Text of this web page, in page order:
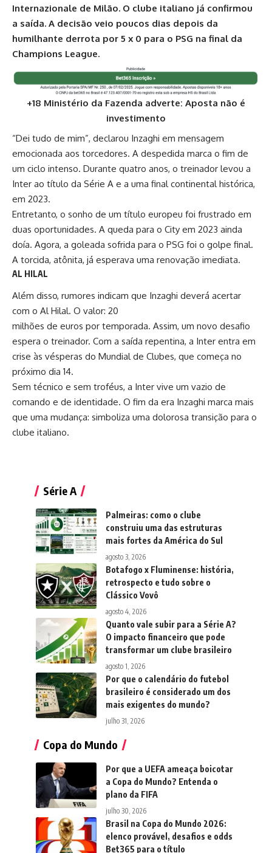
Internazionale de Milão. O clube italiano já confirmou
a saída. A decisão veio poucos dias depois da
humilhante derrota por 5 x 0 para o PSG na final da
Champions League.
+18 Ministério da Fazenda adverte: Aposta não é
investimento
“Dei tudo de mim”, declarou Inzaghi em mensagem
emocionada aos torcedores. A despedida marca o fim de
um ciclo intenso. Durante quatro anos, o treinador levou a
Inter ao título da Série A e a uma final continental histórica,
em 2023.
Entretanto, o sonho de um título europeu foi frustrado em
duas oportunidades. A queda para o City em 2023 ainda
doía. Agora, a goleada sofrida para o PSG foi o golpe final.
A torcida, atônita, já esperava uma renovação imediata.
AL HILAL
Além disso, rumores indicam que Inzaghi deverá acertar
com o Al Hilal. O valor: 20
milhões de euros por temporada. Assim, um novo desafio
espera o treinador. Com a saída repentina, a Inter entra em
crise às vésperas do Mundial de Clubes, que começa no
próximo dia 14.
Sem técnico e sem troféus, a Inter vive um vazio de
comando e de identidade. O fim da era Inzaghi marca mais
que uma mudança: simboliza uma dolorosa transição para o
clube italiano.
Série A
Palmeiras: como o clube
construiu uma das estruturas
mais fortes da América do Sul
agosto 3, 2026
Botafogo x Fluminense: história,
retrospecto e tudo sobre o
Clássico Vovô
agosto 4, 2026
Quanto vale subir para a Série A?
O impacto financeiro que pode
transformar um clube brasileiro
agosto 1, 2026
Por que o calendário do futebol
brasileiro é considerado um dos
mais exigentes do mundo?
julho 31, 2026
Copa do Mundo
Por que a UEFA ameaça boicotar
a Copa do Mundo? Entenda o
plano da FIFA
julho 30, 2026
Brasil na Copa do Mundo 2026:
elenco provável, desafios e odds
Bet365 para o título